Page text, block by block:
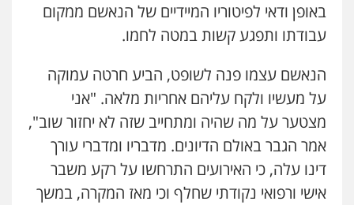
באופן ודאי לפיטוריו המיידיים של הנאשם ממקום
עבודתו ותפגע קשות במטה לחמו.
הנאשם עצמו פנה לשופט, הביע חרטה עמוקה
על מעשיו ולקח עליהם אחריות מלאה. "אני
מצטער על מה שהיה ומתחייב שזה לא יחזור שוב",
אמר הגבר באולם הדיונים. מדבריו ומדברי עורך
דינו עלה, כי האירועים התרחשו על רקע משבר
אישי ורפואי נקודתי שחלף וכי מאז המקרה, במשך
פלילי משפחה כלכלי צבאי
0507003001
מנשה, אלמוג – עורכי דין
פלילי עבירות תנועה צווארון לבן תעבורה
עורכי דין לענייני אסירים מעצרים וחקירות
0546470989